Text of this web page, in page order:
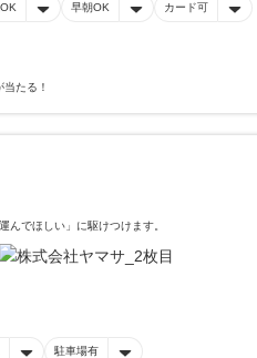
早朝OK カード可
たる！
んでほしい」に駆けつけます。
駐車場有